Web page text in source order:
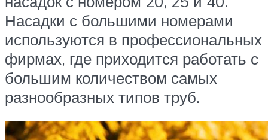
Насадки с большими номерами
используются в профессиональных
фирмах, где приходится работать с
большим количеством самых
разнообразных типов труб.